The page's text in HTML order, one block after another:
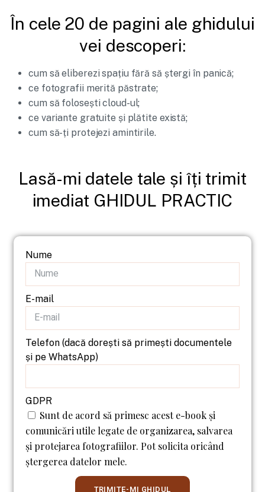
În cele 20 de pagini ale ghidului
vei descoperi:
cum să eliberezi spațiu fără să ștergi în panică;
ce fotografii merită păstrate;
cum să folosești cloud-ul;
ce variante gratuite și plătite există;
cum să-ți protejezi amintirile.
Lasă-mi datele tale și îți trimit
imediat GHIDUL PRACTIC
Nume
E-mail
Telefon (dacă dorești să primești documentele
și pe WhatsApp)
GDPR
Sunt de acord să primesc acest e-book și
comunicări utile legate de organizarea, salvarea
și protejarea fotografiilor. Pot solicita oricând
ștergerea datelor mele.
TRIMITE-MI GHIDUL